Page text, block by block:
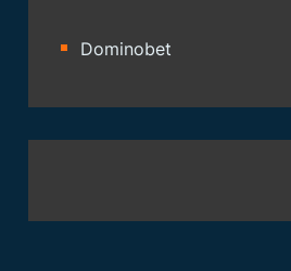
Dominobet